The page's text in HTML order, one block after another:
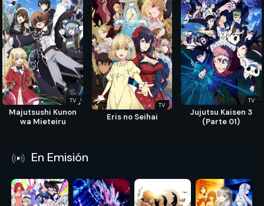
En Emisión
TV
Majutsushi Kunon
wa Mieteiru
TV
Eris no Seihai
TV
Jujutsu Kaisen 3
(Parte 01)